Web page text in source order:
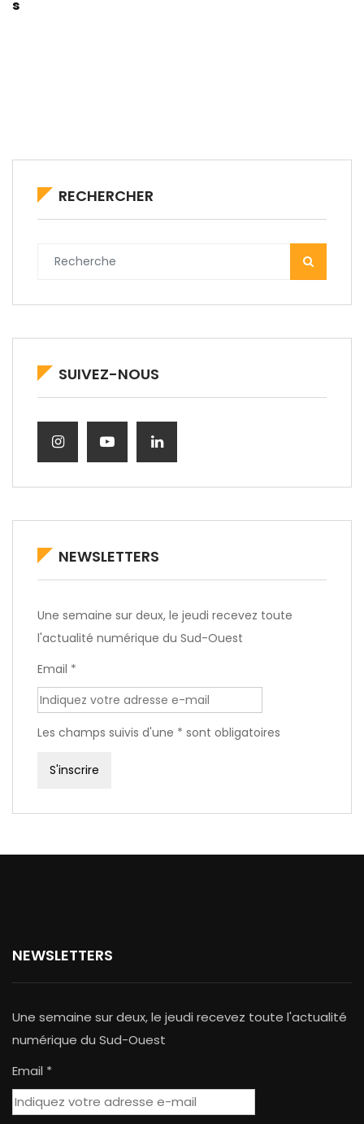
s
RECHERCHER
SUIVEZ-NOUS
NEWSLETTERS
Une semaine sur deux, le jeudi recevez toute
l'actualité numérique du Sud-Ouest
Email *
Les champs suivis d'une * sont obligatoires
NEWSLETTERS
Une semaine sur deux, le jeudi recevez toute l'actualité
numérique du Sud-Ouest
Email *